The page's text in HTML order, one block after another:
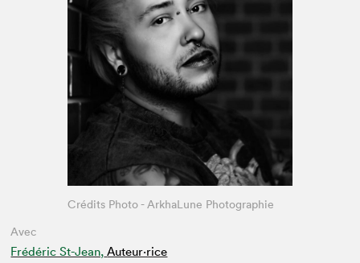
Avec
Frédéric St-Jean, Auteur·rice
Crédits Photo - ArkhaLune Photographie